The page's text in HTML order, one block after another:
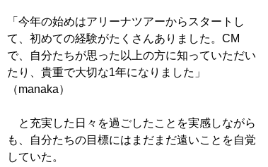
「今年の始めはアリーナツアーからスタートし
て、初めての経験がたくさんありました。CM
で、自分たちが思った以上の方に知っていただい
たり、貴重で大切な1年になりました」
（manaka）
と充実した日々を過ごしたことを実感しながら
も、自分たちの目標にはまだまだ遠いことを自覚
していた。